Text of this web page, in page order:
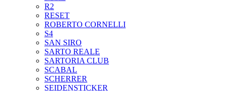
R2
RESET
ROBERTO CORNELLI
S4
SAN SIRO
SARTO REALE
SARTORIA CLUB
SCABAL
SCHERRER
SEIDENSTICKER